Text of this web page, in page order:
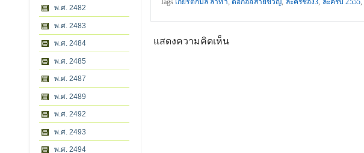
พ.ศ. 2482
พ.ศ. 2483
พ.ศ. 2484
พ.ศ. 2485
พ.ศ. 2487
พ.ศ. 2489
พ.ศ. 2492
พ.ศ. 2493
พ.ศ. 2494
Tags เกียรติกมล ล่าทา, ดอกอ้อสายขวัญ, ละครช่อง3, ละครปี 2555,
แสดงความคิดเห็น